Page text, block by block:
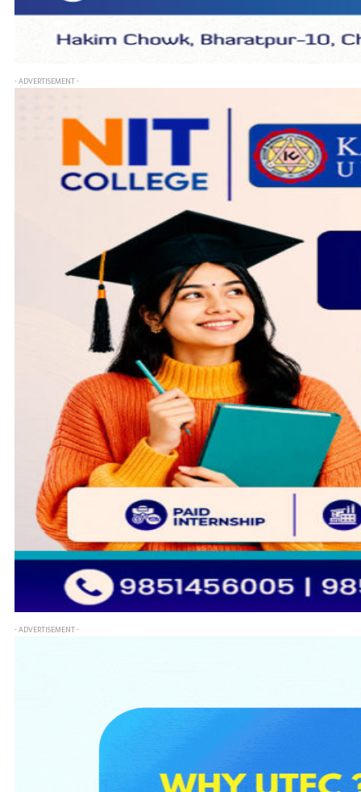
- ADVERTISEMENT -
- ADVERTISEMENT -